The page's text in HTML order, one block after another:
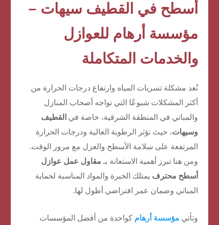
أسطح في القطيف سيهات –
مؤسسة أرهام للعوازل
والخدمات المتكاملة
تُعد مشكلة تسربات المياه وارتفاع درجات الحرارة من
أكثر المشكلات شيوعًا التي تواجه أصحاب المنازل
والمباني في المنطقة الشرقية، خاصة في القطيف
وسيهات، حيث تؤثر الرطوبة العالية ودرجات الحرارة
المرتفعة على سلامة الأسطح والعزل مع مرور الوقت.
ومن هنا تبرز أهمية الاستعانة بـ مقاول عمل عوازل
أسطح محترف يمتلك الخبرة والمواد المناسبة لحماية
المباني وضمان عمر افتراضي أطول لها.
وتأتي مؤسسة أرهام كواحدة من أفضل المؤسسات